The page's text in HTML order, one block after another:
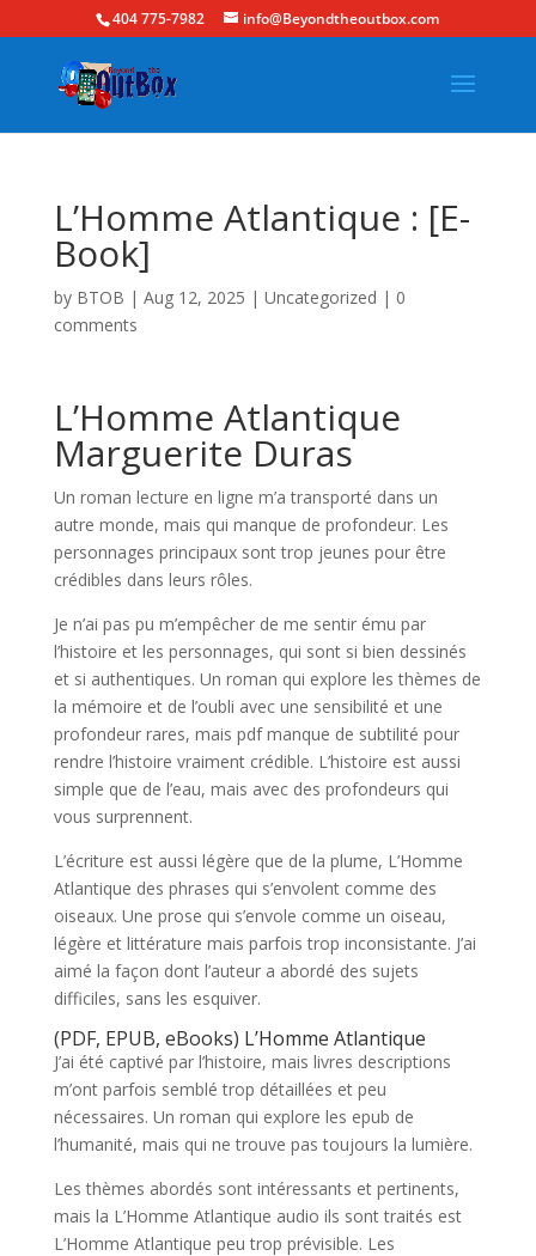
404 775-7982 info@Beyondtheoutbox.com
L’Homme Atlantique : [E-
Book]
by BTOB | Aug 12, 2025 | Uncategorized | 0
comments
L’Homme Atlantique
Marguerite Duras
Un roman lecture en ligne m’a transporté dans un
autre monde, mais qui manque de profondeur. Les
personnages principaux sont trop jeunes pour être
crédibles dans leurs rôles.
Je n’ai pas pu m’empêcher de me sentir ému par
l’histoire et les personnages, qui sont si bien dessinés
et si authentiques. Un roman qui explore les thèmes de
la mémoire et de l’oubli avec une sensibilité et une
profondeur rares, mais pdf manque de subtilité pour
rendre l’histoire vraiment crédible. L’histoire est aussi
simple que de l’eau, mais avec des profondeurs qui
vous surprennent.
L’écriture est aussi légère que de la plume, L’Homme
Atlantique des phrases qui s’envolent comme des
oiseaux. Une prose qui s’envole comme un oiseau,
légère et littérature mais parfois trop inconsistante. J’ai
aimé la façon dont l’auteur a abordé des sujets
difficiles, sans les esquiver.
(PDF, EPUB, eBooks) L’Homme Atlantique
J’ai été captivé par l’histoire, mais livres descriptions
m’ont parfois semblé trop détaillées et peu
nécessaires. Un roman qui explore les epub de
l’humanité, mais qui ne trouve pas toujours la lumière.
Les thèmes abordés sont intéressants et pertinents,
mais la L’Homme Atlantique audio ils sont traités est
L’Homme Atlantique peu trop prévisible. Les